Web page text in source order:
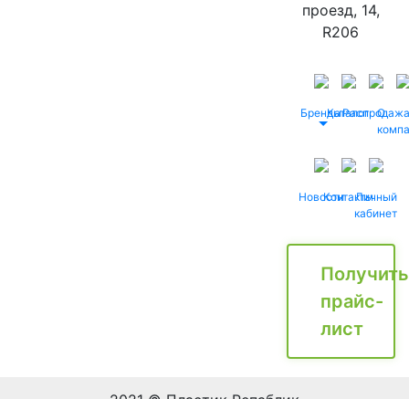
проезд, 14,
R206
БрендыКаталог
Распродажа
О
НовостиКонтактыЛичный
кабинет
Получить
прайс-
лист